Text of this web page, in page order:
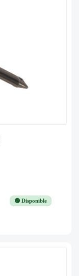
🟢 Disponible